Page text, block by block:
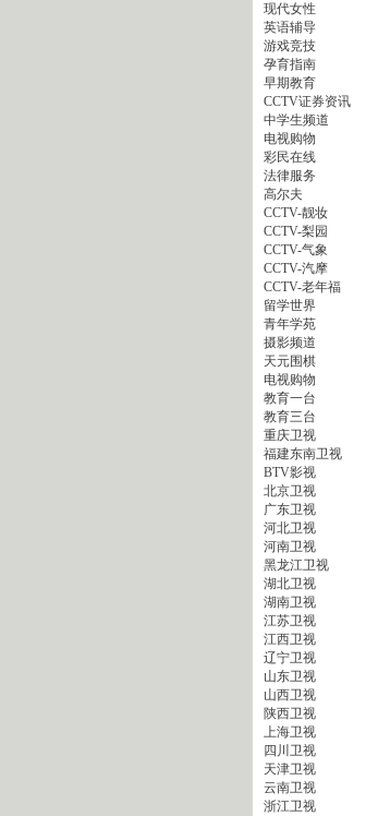
现代女性
英语辅导
游戏竞技
孕育指南
早期教育
CCTV证券资讯
中学生频道
电视购物
彩民在线
法律服务
高尔夫
CCTV-靓妆
CCTV-梨园
CCTV-气象
CCTV-汽摩
CCTV-老年福
留学世界
青年学苑
摄影频道
天元围棋
电视购物
教育一台
教育三台
重庆卫视
福建东南卫视
BTV影视
北京卫视
广东卫视
河北卫视
河南卫视
黑龙江卫视
湖北卫视
湖南卫视
江苏卫视
江西卫视
辽宁卫视
山东卫视
山西卫视
陕西卫视
上海卫视
四川卫视
天津卫视
云南卫视
浙江卫视